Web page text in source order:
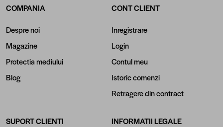
COMPANIA
Despre noi
Magazine
Protectia mediului
Blog
CONT CLIENT
Inregistrare
Login
Contul meu
Istoric comenzi
Retragere din contract
SUPORT CLIENTI
INFORMATII LEGALE